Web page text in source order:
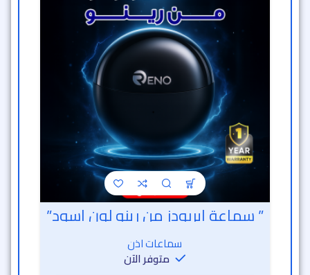
” سماعة ايربودز من رينو لون اسود”
سماعات اذن
متوفر الآن